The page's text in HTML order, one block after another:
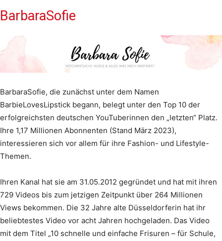
BarbaraSofie
BarbaraSofie, die zunächst unter dem Namen
BarbieLovesLipstick begann, belegt unter den Top 10 der
erfolgreichsten deutschen YouTuberinnen den „letzten“ Platz.
Ihre 1,17 Millionen Abonnenten (Stand März 2023),
interessieren sich vor allem für ihre Fashion- und Lifestyle-
Themen.
Ihren Kanal hat sie am 31.05.2012 gegründet und hat mit ihren
729 Videos bis zum jetzigen Zeitpunkt über 264 Millionen
Views bekommen. Die 32 Jahre alte Düsseldorferin hat ihr
beliebtestes Video vor acht Jahren hochgeladen. Das Video
mit dem Titel „10 schnelle und einfache Frisuren – für Schule,